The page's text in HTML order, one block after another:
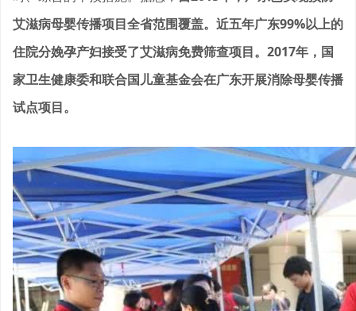
艾滋病母婴传播项目全省范围覆盖。近五年广东99%以上的
住院分娩孕产妇接受了艾滋病免费筛查项目。2017年，国
家卫生健康委和联合国儿童基金会在广东开展消除母婴传播
试点项目。